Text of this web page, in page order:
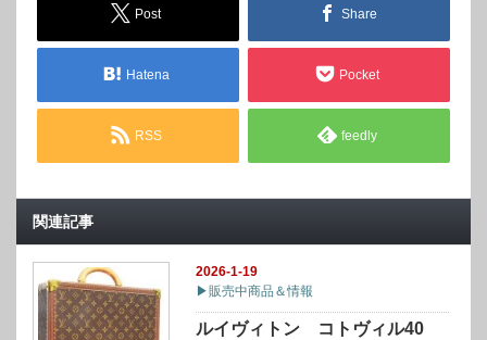
Post Share
Hatena Pocket
RSS feedly
関連記事
2026-1-19
▶販売中商品＆情報
ルイヴィトン コトヴィル40